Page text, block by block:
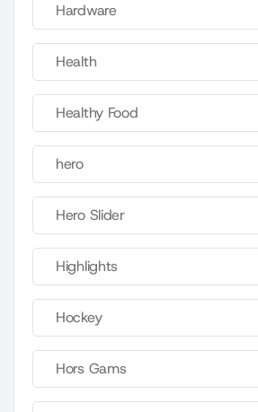
Hardware
Health
Healthy Food
hero
Hero Slider
Highlights
Hockey
Hors Gams